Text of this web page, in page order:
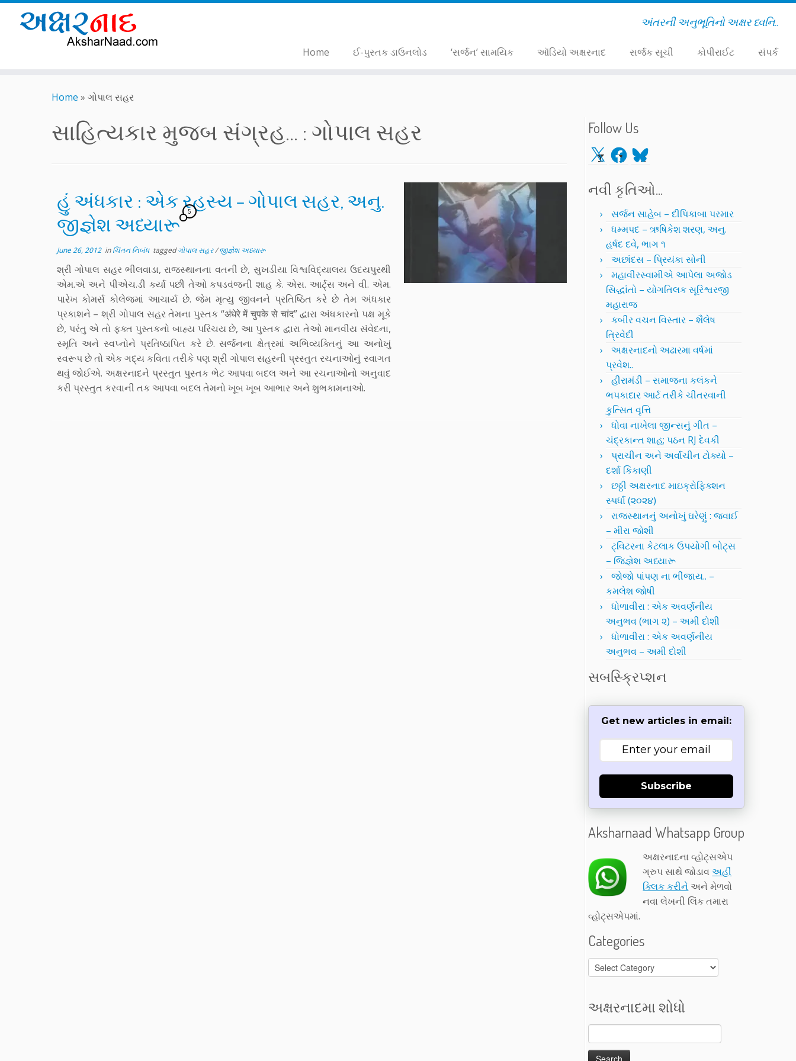
અંતરની અનુભૂતિનો અક્ષર ધ્વનિ..
Home ઈ-પુસ્તક ડાઉનલોડ ‘સર્જન’ સામયિક ઑડિયો અક્ષરનાદ સર્જક સૂચી કોપીરાઈટ સંપર્ક
Home » ગોપાલ સહર
સાહિત્યકાર મુજબ સંગ્રહ... : ગોપાલ સહર
હું અંધકાર : એક રહસ્ય – ગોપાલ સહર, અનુ.
જીજ્ઞેશ અધ્યારૂ
5
June 26, 2012inચિંતન નિબંધ taggedગોપાલ સહર/જીજ્ઞેશ અધ્યારૂ
શ્રી ગોપાલ સહર ભીલવાડા, રાજસ્થાનના વતની છે, સુખડીયા વિશ્વવિદ્યાલય ઉદયપુરથી
એમ.એ અને પીએચ.ડી કર્યા પછી તેઓ કપડવંજની શાહ કે. એસ. આર્ટ્સ અને વી. એમ.
પારેખ કોમર્સ કોલેજમાં આચાર્ય છે. જેમ મૃત્યુ જીવનને પ્રતિષ્ઠિત કરે છે તેમ અંધકાર
પ્રકાશને – શ્રી ગોપાલ સહર તેમના પુસ્તક “अंधेरे में चुपके से चांद” દ્વારા અંધકારનો પક્ષ મૂકે
છે, પરંતુ એ તો ફક્ત પુસ્તકનો બાહ્ય પરિચય છે, આ પુસ્તક દ્વારા તેઓ માનવીય સંવેદના,
સ્મૃતિ અને સ્વપ્નોને પ્રતિષ્ઠાપિત કરે છે. સર્જનના ક્ષેત્રમાં અભિવ્યક્તિનું આ અનોખું
સ્વરૂપ છે તો એક ગદ્ય કવિતા તરીકે પણ શ્રી ગોપાલ સહરની પ્રસ્તુત રચનાઓનું સ્વાગત
થવું જોઈએ. અક્ષરનાદને પ્રસ્તુત પુસ્તક ભેટ આપવા બદલ અને આ રચનાઓનો અનુવાદ
કરી પ્રસ્તુત કરવાની તક આપવા બદલ તેમનો ખૂબ ખૂબ આભાર અને શુભકામનાઓ.
Follow Us
X Facebook
Bluesky
નવી કૃતિઓ…
સર્જન સાહેબ – દીપિકાબા પરમાર
ધમ્મપદ – ઋષિકેશ શરણ, અનુ.
હર્ષદ દવે, ભાગ ૧
અછાંદસ – પ્રિયંકા સોની
મહાવીરસ્વામીએ આપેલા અજોડ
સિદ્ધાંતો – યોગતિલક સૂરિશ્વરજી
મહારાજ
કબીર વચન વિસ્તાર – શૈલેષ
ત્રિવેદી
અક્ષરનાદનો અઢારમા વર્ષમાં
પ્રવેશ..
હીરામંડી – સમાજના કલંકને
ભપકાદાર આર્ટ તરીકે ચીતરવાની
કુત્સિત વૃત્તિ
ધોવા નાખેલા જીન્સનું ગીત –
ચંદ્રકાન્ત શાહ; પઠન RJ દેવકી
પ્રાચીન અને અર્વાચીન ટોક્યો –
દર્શા કિકાણી
છઠ્ઠી અક્ષરનાદ માઇક્રોફિક્શન
સ્પર્ધા (૨૦૨૪)
રાજસ્થાનનું અનોખું ઘરેણું : જવાઈ
– મીરા જોશી
ટ્વિટરના કેટલાક ઉપયોગી બોટ્સ
– જિજ્ઞેશ અધ્યારૂ
જોજો પાંપણ ના ભીંજાય.. –
કમલેશ જોષી
ધોળાવીરા : એક અવર્ણનીય
અનુભવ (ભાગ ૨) – અમી દોશી
ધોળાવીરા : એક અવર્ણનીય
અનુભવ – અમી દોશી
સબસ્ક્રિપ્શન
Get new articles in email:
Subscribe
Aksharnaad Whatsapp Group
અક્ષરનાદના વ્હોટ્સએપ
ગ્રુપ સાથે જોડાવઅહીં
ક્લિક કરીને અને મેળવો
નવા લેખની લિંક તમારા
વ્હોટ્સએપમાં.
Categories
Categories
અક્ષરનાદમા શોધો